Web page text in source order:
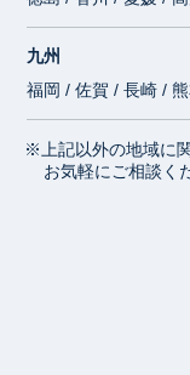
九州
福岡 / 佐賀 / 長崎 /
※上記以外の地域に
お気軽にご相談く